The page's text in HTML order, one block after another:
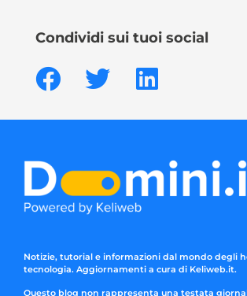
Condividi sui tuoi social
Notizie, tutorial e informazioni dal mondo degli
tecnologia. Aggiornamenti a cura di Keliweb.it.
Questo blog non rappresenta una testata